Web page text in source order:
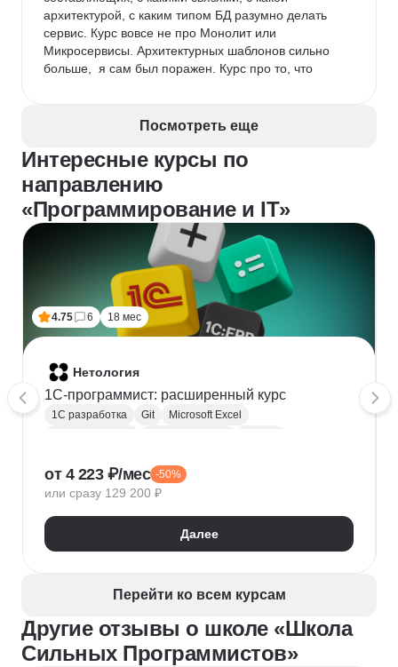
архитектурой, с каким типом БД разумно делать
сервис. Курс вовсе не про Монолит или
Микросервисы. Архитектурных шаблонов сильно
больше,  я сам был поражен. Курс про то, что
Это не место для 15 минут перед
для осознания, будьте готовы уделять по два часа
на материалы урока и от 30 минут на домашнее
задания после уроков.
Посмотреть еще
Интересные курсы по
направлению
«Программирование и IT»
4.75 6 18 мес
Нетология
1C-программист: расширенный курс
1С разработка Git
Microsoft Excel
Конфигурирование 1С
от 4 223 ₽/мес -50%
или сразу 129 200 ₽
Далее
Перейти ко всем курсам
Другие отзывы о школе «Школа
Сильных Программистов»